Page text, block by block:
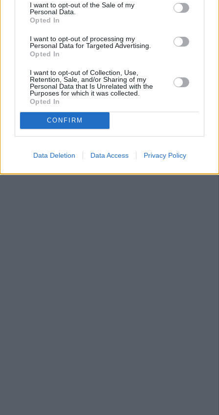
I want to opt-out of the Sale of my
Personal Data.
Opted In
I want to opt-out of processing my
Personal Data for Targeted Advertising.
Opted In
I want to opt-out of Collection, Use,
Retention, Sale, and/or Sharing of my
Personal Data that Is Unrelated with the
Purposes for which it was collected.
Opted In
CONFIRM
Data Deletion Data Access Privacy Policy